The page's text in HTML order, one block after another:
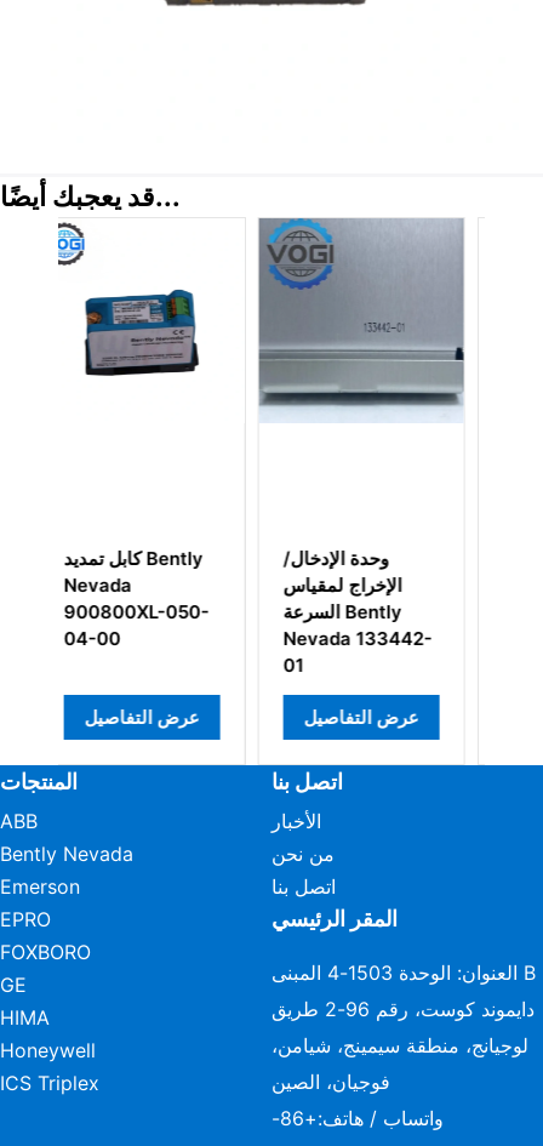
قد يعجبك أيضًا...
وحدة الإدخال/
الإخراج لمقياس
السرعة Bently
Nevada 133442-
عرض التفاصيل
وحدة الترحيل
Bently Nevada
88984-01
عرض التفاصيل
المنتجات
ABB
Bently Nevada
Emerson
EPRO
FOXBORO
GE
HIMA
Honeywell
ICS Triplex
اتصل بنا
الأخبار
من نحن
اتصل بنا
المقر الرئيسي
العنوان: الوحدة 1503-4 المبنى B
دايموند كوست، رقم 96-2 طريق
لوجيانج، منطقة سيمينج، شيامن،
فوجيان، الصين
واتساب / هاتف:
+86-